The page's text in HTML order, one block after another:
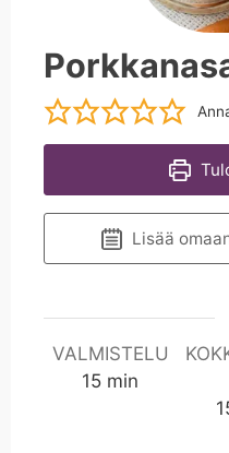
Lisää
VALMISTELU
15mmin